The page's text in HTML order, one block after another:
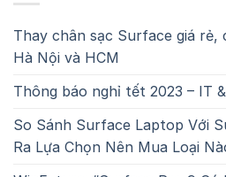
Thay chân sạc Surface giá
Hà Nội và HCM
Thông báo nghỉ tết 2023 – IT
So Sánh Surface Laptop Với
Ra Lựa Chọn Nên Mua Loại